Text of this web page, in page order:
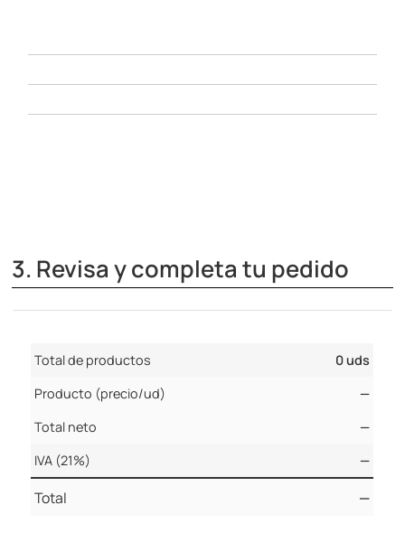
3. Revisa y completa tu pedido
Total de productos
0 uds
Producto (precio/ud)
—
Total neto
—
IVA (21%)
—
Total —